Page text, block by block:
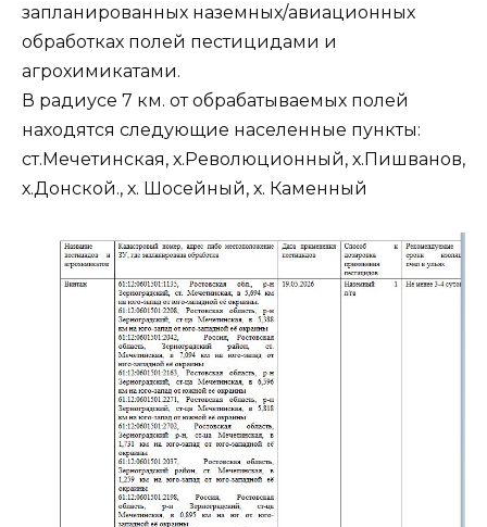
запланированных наземных/авиационных
обработках полей пестицидами и
агрохимикатами.
В радиусе 7 км. от обрабатываемых полей
находятся следующие населенные пункты:
ст.Мечетинская, х.Революционный, х.Пишванов,
х.Донской., х. Шосейный, х. Каменный